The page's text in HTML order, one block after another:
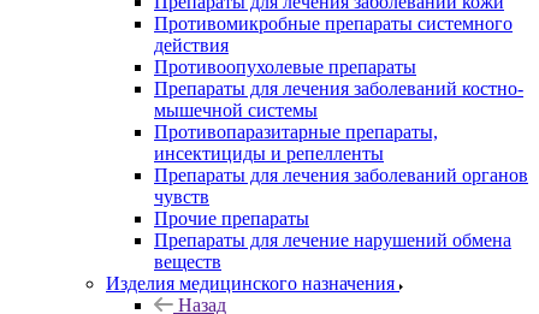
Противомикробные препараты системного
действия
Противоопухолевые препараты
Препараты для лечения заболеваний костно-
мышечной системы
Противопаразитарные препараты,
инсектициды и репелленты
Препараты для лечения заболеваний органов
чувств
Прочие препараты
Препараты для лечение нарушений обмена
веществ
Изделия медицинского назначения
Назад